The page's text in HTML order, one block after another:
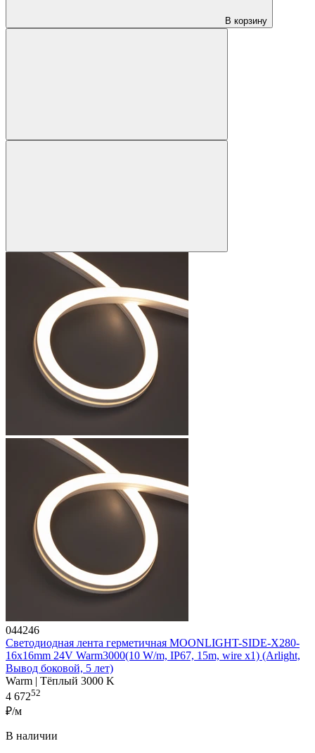
В корзину
044246
Светодиодная лента герметичная MOONLIGHT-SIDE-X280-
16x16mm 24V Warm3000(10 W/m, IP67, 15m, wire x1) (Arlight,
Вывод боковой, 5 лет)
Warm | Тёплый 3000 K
4 67252
₽/м
В наличии